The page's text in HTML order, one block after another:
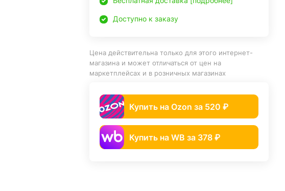
Доступно к заказу
Цена действительна только для этого интернет-
магазина и может отличаться от цен на
маркетплейсах и в розничных магазинах
Купить на Ozon за 520 ₽
Купить на WB за 378 ₽